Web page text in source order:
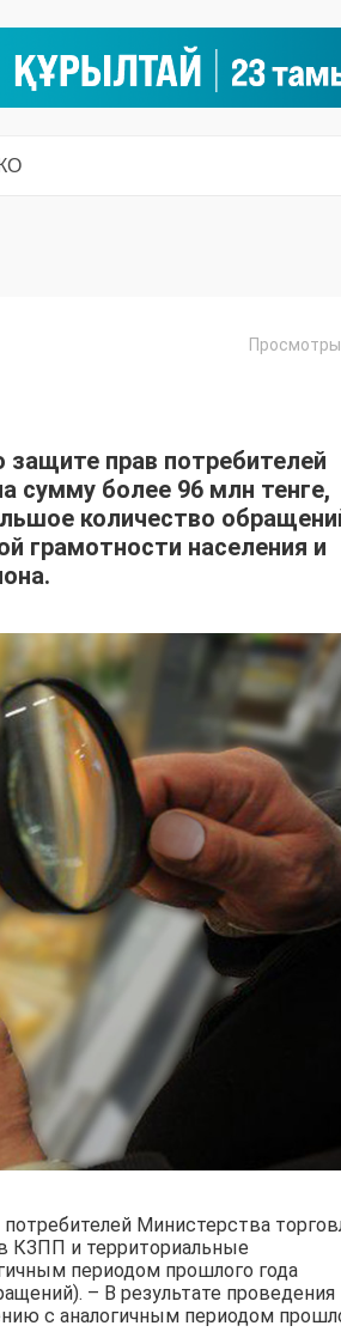
прав потребителей
сумму более 96 млн тенге,
количество
грамотности населения и
Министерства
КЗПП и территориальные
периодом прошлого года
– В результате проведения
с аналогичным периодом